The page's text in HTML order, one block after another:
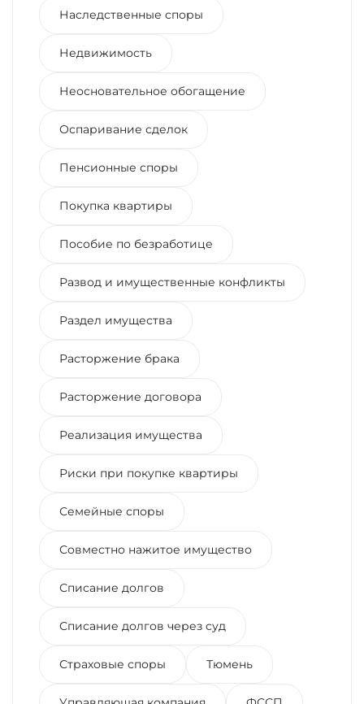
Наследственные споры
Недвижимость
Неосновательное обогащение
Оспаривание сделок
Пенсионные споры
Покупка квартиры
Пособие по безработице
Развод и имущественные конфликты
Раздел имущества
Расторжение брака
Расторжение договора
Реализация имущества
Риски при покупке квартиры
Семейные споры
Совместно нажитое имущество
Списание долгов
Списание долгов через суд
Страховые споры Тюмень